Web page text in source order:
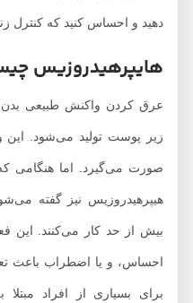
دهید و احساس کنید که کنترل
هایپرهیدروزیس
عرق کردن واکنش طبیعی بدن در
زیر پوست تولید می‌شود. این
صورت می‌گیرد. اما هنگامی که به
هیپرهیدروزیس نیز گفته می‌شود،
بیش از حد کار می‌کنند. این
احساس، و یا اضطراب باعث
برای بسیاری از افراد مبتلا به